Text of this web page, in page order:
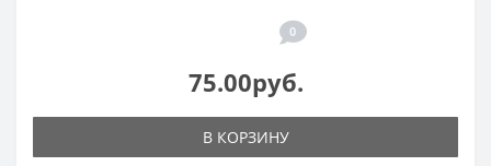
0
75.00руб.
В КОРЗИНУ